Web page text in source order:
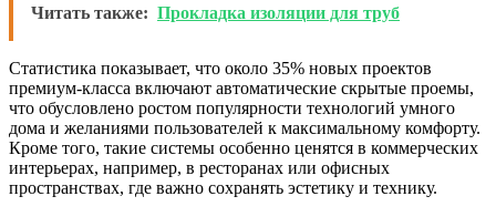
Читать также: Прокладка изоляции для труб
Статистика показывает, что около 35% новых проектов
премиум-класса включают автоматические скрытые проемы,
что обусловлено ростом популярности технологий умного
дома и желаниями пользователей к максимальному комфорту.
Кроме того, такие системы особенно ценятся в коммерческих
интерьерах, например, в ресторанах или офисных
пространствах, где важно сохранять эстетику и технику.